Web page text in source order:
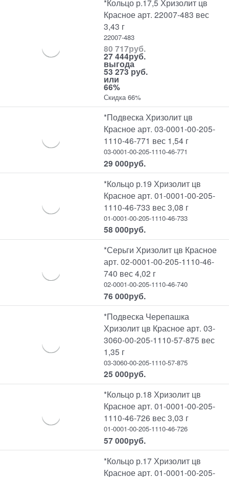
*Кольцо р.17,5 Хризолит цв
Красное арт. 22007-483 вес
3,43 г
22007-483
80 717руб.
27 444руб.
выгода
53 273 руб.
или
66%
Скидка 66%
*Подвеска Хризолит цв
Красное арт. 03-0001-00-205-
1110-46-771 вес 1,54 г
03-0001-00-205-1110-46-771
29 000руб.
*Кольцо р.19 Хризолит цв
Красное арт. 01-0001-00-205-
1110-46-733 вес 3,08 г
01-0001-00-205-1110-46-733
58 000руб.
*Серьги Хризолит цв Красное
арт. 02-0001-00-205-1110-46-
740 вес 4,02 г
02-0001-00-205-1110-46-740
76 000руб.
*Подвеска Черепашка
Хризолит цв Красное арт. 03-
3060-00-205-1110-57-875 вес
1,35 г
03-3060-00-205-1110-57-875
25 000руб.
*Кольцо р.18 Хризолит цв
Красное арт. 01-0001-00-205-
1110-46-726 вес 3,03 г
01-0001-00-205-1110-46-726
57 000руб.
*Кольцо р.17 Хризолит цв
Красное арт. 01-0001-00-205-